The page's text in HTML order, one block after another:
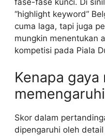
fase-fase kunci. Di
“highlight keyword”
cuma laga, tapi juga
mungkin menentukan
kompetisi pada Piala
Kenapa gaya
Skor dalam
dipengaruhi oleh